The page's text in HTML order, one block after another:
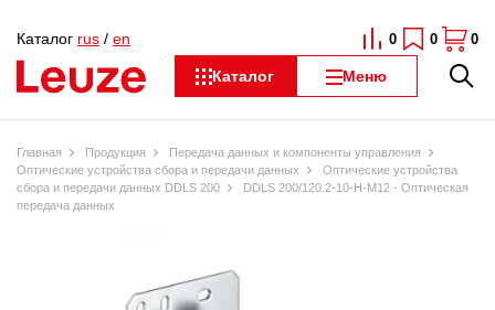
Каталог Меню
Каталог rus / en 0 0 0
Главная Продукция
Передача данных и компоненты управления
Оптические устройства сбора и передачи данных
Оптические устройства
сбора и передачи данных DDLS 200
DDLS 200/120.2-10-H-M12 - Оптическая
передача данных